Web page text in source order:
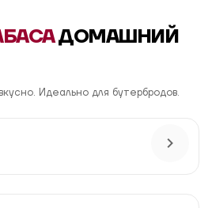
ДОМАШНИЙ
Идеально для бутербродов.